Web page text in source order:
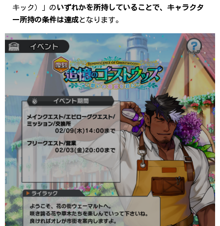
キック）」のいずれかを所持していることで、キャラクタ
ー所持の条件は達成となります。